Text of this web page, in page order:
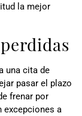
la mejor
una cita de
pasar el plazo
frenar por
excepciones a